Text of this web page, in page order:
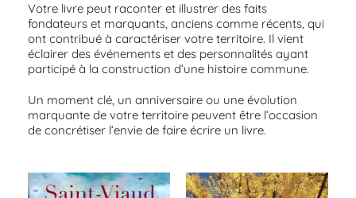
Votre livre peut raconter et illustrer des faits
fondateurs et marquants, anciens comme récents, qui
ont contribué à caractériser votre territoire. Il vient
éclairer des événements et des personnalités ayant
participé à la construction d’une histoire commune.
Un moment clé, un anniversaire ou une évolution
marquante de votre territoire peuvent être l’occasion
de concrétiser l’envie de faire écrire un livre.